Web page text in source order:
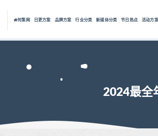
何策网 日更方案 品牌方案 行业分类 新媒体分类 节日热点 活动方案
2024最全